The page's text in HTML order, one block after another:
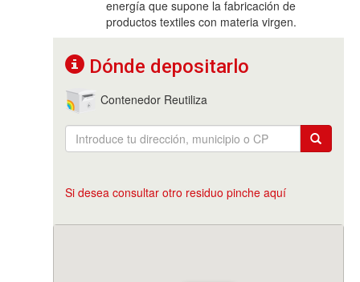
energía que supone la fabricación de
productos textiles con materia virgen.
Dónde depositarlo
Contenedor Reutiliza
Si desea consultar otro residuo pinche aquí